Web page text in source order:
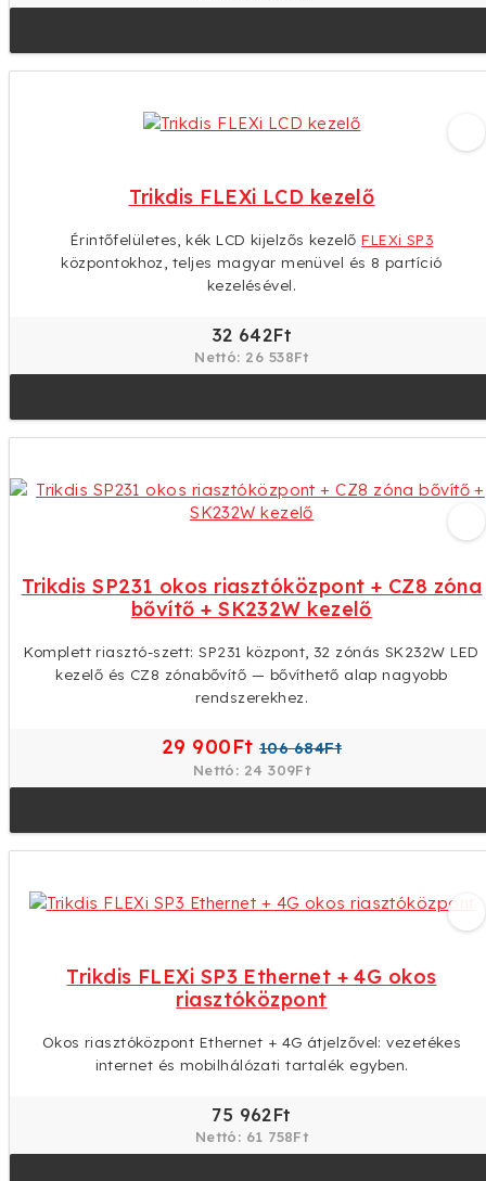
Trikdis FLEXi LCD kezelő
Érintőfelületes, kék LCD kijelzős kezelőFLEXi SP3
központokhoz, teljes magyar menüvel és 8 partíció
kezelésével.
32 642Ft
Nettó: 26 538Ft
Trikdis SP231 okos riasztóközpont + CZ8 zóna
bővítő + SK232W kezelő
Komplett riasztó-szett: SP231 központ, 32 zónás SK232W LED
kezelő és CZ8 zónabővítő — bővíthető alap nagyobb
rendszerekhez.
29 900Ft 106 684Ft
Nettó: 24 309Ft
Trikdis FLEXi SP3 Ethernet + 4G okos
riasztóközpont
Okos riasztóközpont Ethernet + 4G átjelzővel: vezetékes
internet és mobilhálózati tartalék egyben.
75 962Ft
Nettó: 61 758Ft